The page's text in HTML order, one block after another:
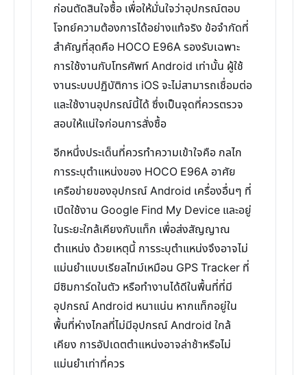
ก่อนตัดสินใจซื้อ เพื่อให้มั่นใจว่าอุปกรณ์ตอบ
โจทย์ความต้องการได้อย่างแท้จริง ข้อจำกัดที่
สำคัญที่สุดคือ HOCO E96A รองรับเฉพาะ
การใช้งานกับโทรศัพท์ Android เท่านั้น ผู้ใช้
งานระบบปฏิบัติการ iOS จะไม่สามารถเชื่อมต่อ
และใช้งานอุปกรณ์นี้ได้ ซึ่งเป็นจุดที่ควรตรวจ
สอบให้แน่ใจก่อนการสั่งซื้อ
อีกหนึ่งประเด็นที่ควรทำความเข้าใจคือ กลไก
การระบุตำแหน่งของ HOCO E96A อาศัย
เครือข่ายของอุปกรณ์ Android เครื่องอื่นๆ ที่
เปิดใช้งาน Google Find My Device และอยู่
ในระยะใกล้เคียงกับแท็ก เพื่อส่งสัญญาณ
ตำแหน่ง ด้วยเหตุนี้ การระบุตำแหน่งจึงอาจไม่
แม่นยำแบบเรียลไทม์เหมือน GPS Tracker ที่
มีซิมการ์ดในตัว หรือทำงานได้ดีในพื้นที่ที่มี
อุปกรณ์ Android หนาแน่น หากแท็กอยู่ใน
พื้นที่ห่างไกลที่ไม่มีอุปกรณ์ Android ใกล้
เคียง การอัปเดตตำแหน่งอาจล่าช้าหรือไม่
แม่นยำเท่าที่ควร